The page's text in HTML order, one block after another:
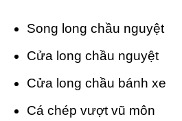
Song long chầu nguyệt
Cửa long chầu nguyệt
Cửa long chầu bánh xe
Cá chép vượt vũ môn